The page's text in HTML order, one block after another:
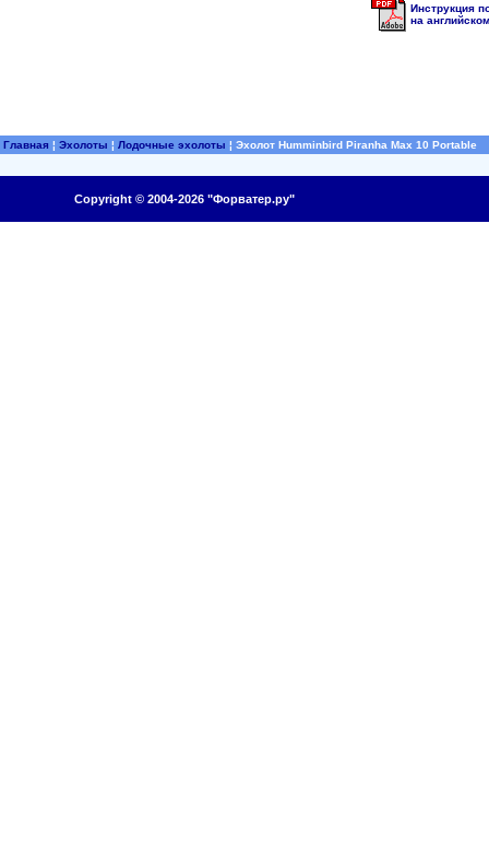
Инструкция
на
Главная ¦ Эхолоты ¦ Лодочные эхолоты ¦ Эхолот Humminbird Piranha Max 10 Portable
Copyright © 2004-2026 "Форватер.ру"